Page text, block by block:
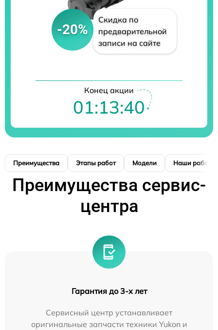
-20%
Скидка по
предварительной
записи на сайте
Конец акции
01:13:39
Преимущества Этапы работ Модели Наши работы
Преимущества сервис-
центра
Гарантия до 3-х лет
Сервисный центр устанавливает
оригинальные запчасти техники Yukon и